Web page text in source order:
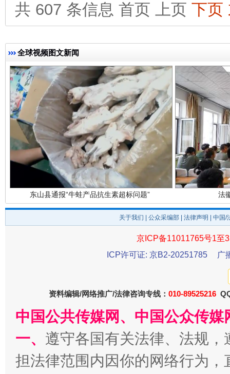
共 607 条信息 首页 上页 下页
全球视频图文新闻
完善运行机制助力责任有效落实 一纸欠
东山县通报“牛蛙产品抗生素超标问题” 法
千年窑火 生生不息
关于我们 公众采编部 法律声明 | 中国
京ICP备11011765号1至
ICP许可证: 京B2-20251785
广
资料编辑/网络推广/法律咨询专线： 010-89525216
中国公共传媒网、中国公众传
一、 遵守各国有关法律、法规
担法律范围内因你的网络行为